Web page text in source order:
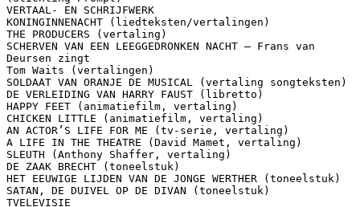
VERTAAL- EN SCHRIJFWERK
KONINGINNENACHT (liedteksten/vertalingen)
THE PRODUCERS (vertaling)
SCHERVEN VAN EEN LEEGGEDRONKEN NACHT – Frans van
Deursen zingt
Tom Waits (vertalingen)
SOLDAAT VAN ORANJE DE MUSICAL (vertaling songteksten)
DE VERLEIDING VAN HARRY FAUST (libretto)
HAPPY FEET (animatiefilm, vertaling)
CHICKEN LITTLE (animatiefilm, vertaling)
AN ACTOR’S LIFE FOR ME (tv-serie, vertaling)
A LIFE IN THE THEATRE (David Mamet, vertaling)
SLEUTH (Anthony Shaffer, vertaling)
DE ZAAK BRECHT (toneelstuk)
HET EEUWIGE LIJDEN VAN DE JONGE WERTHER (toneelstuk)
SATAN, DE DUIVEL OP DE DIVAN (toneelstuk)
TVELEVISIE